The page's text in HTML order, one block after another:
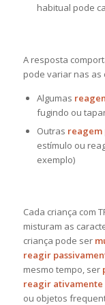
habitual pode
A resposta
pode variar nas as
Algumas
fugindo ou
Outras reagem
estímulo ou
exemplo)
Cada criança com
misturam as
criança pode ser
reagir
mesmo tempo, ser
reagir ativamente
ou objetos